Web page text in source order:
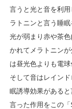
言うと光と音を利
ラトニンと言う睡
光が弱まり赤や茶
かれてメラトニン
は昼光色よりも電
そして音はレイン
眠誘導効果がある
言った作用をこの「